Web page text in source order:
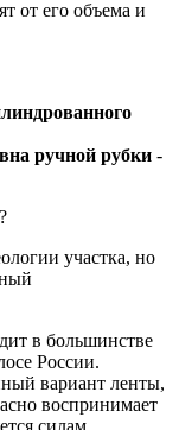
от его объема и
ручной рубки -
участка, но
в большинстве
России.
вариант ленты,
воспринимает
силам